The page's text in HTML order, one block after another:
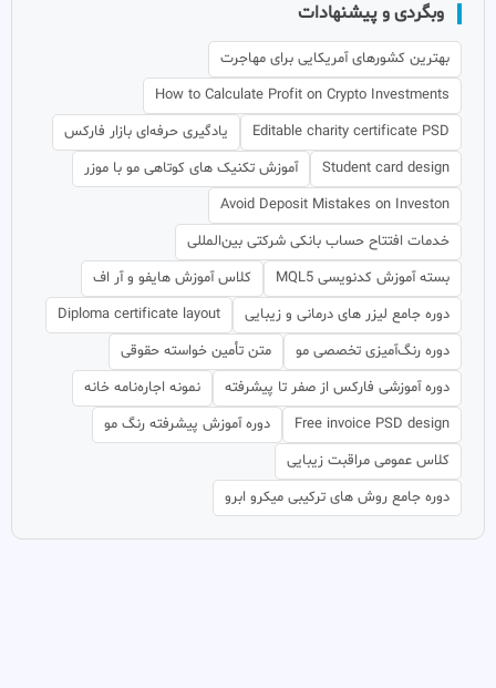
وبگردی و پیشنهادات
بهترین کشورهای آمریکایی برای مهاجرت
How to Calculate Profit on Crypto Investments
Editable charity certificate PSD
یادگیری حرفه‌ای بازار فارکس
Student card design
آموزش تکنیک های کوتاهی مو با موزر
Avoid Deposit Mistakes on Investon
خدمات افتتاح حساب بانکی شرکتی بین‌المللی
بسته آموزش کدنویسی MQL5
کلاس آموزش هایفو و آر اف
دوره جامع لیزر های درمانی و زیبایی
Diploma certificate layout
دوره رنگ‌آمیزی تخصصی مو
متن تأمین خواسته حقوقی
دوره آموزشی فارکس از صفر تا پیشرفته
نمونه اجاره‌نامه خانه
Free invoice PSD design
دوره آموزش پیشرفته رنگ مو
کلاس عمومی مراقبت زیبایی
دوره جامع روش های ترکیبی میکرو ابرو